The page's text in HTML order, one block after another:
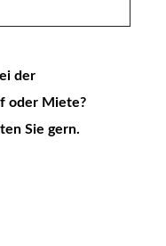
der
oder Miete?
Sie gern.